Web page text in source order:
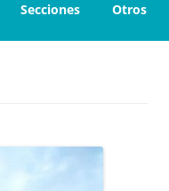
Secciones Otros